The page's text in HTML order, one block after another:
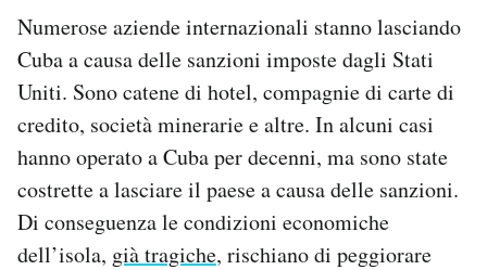
AREA PERSONALE
Area Personale
Newsletter
Notifiche mobile
Regala il Post
Hai bisogno di aiuto?
Numerose aziende internazionali stanno lasciando
Cuba a causa delle sanzioni imposte dagli Stati
Uniti. Sono catene di hotel, compagnie di carte di
credito, società minerarie e altre. In alcuni casi
hanno operato a Cuba per decenni, ma sono state
costrette a lasciare il paese a causa delle sanzioni.
Di conseguenza le condizioni economiche
dell’isola, già tragiche, rischiano di peggiorare